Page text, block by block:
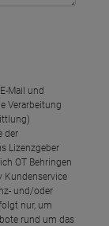
Mail und
Verarbeitung
der
Lizenzgeber
OT Behringen
Kundenservice
und/oder
nur, um
rund um das